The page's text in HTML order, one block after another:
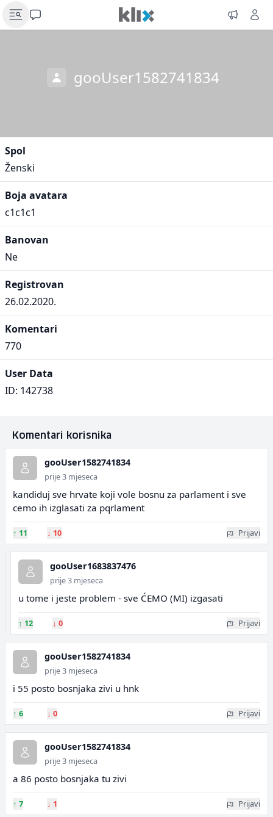
gooUser1582741834
Spol
Ženski
Boja avatara
c1c1c1
Banovan
Ne
Registrovan
26.02.2020.
Komentari
770
User Data
ID: 142738
Komentari korisnika
gooUser1582741834
prije 3 mjeseca
kandiduj sve hrvate koji vole bosnu za parlament i sve
cemo ih izglasati za pqrlament
↑ 11 ↓ 10 Prijavi
gooUser1683837476
prije 3 mjeseca
u tome i jeste problem - sve ĆEMO (MI) izgasati
↑ 12 ↓ 0 Prijavi
gooUser1582741834
prije 3 mjeseca
i 55 posto bosnjaka zivi u hnk
↑ 6 ↓ 0 Prijavi
gooUser1582741834
prije 3 mjeseca
a 86 posto bosnjaka tu zivi
↑ 7 ↓ 1 Prijavi